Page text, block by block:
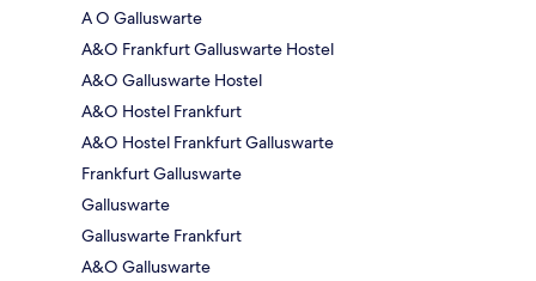
A O Galluswarte
A&O Frankfurt Galluswarte Hostel
A&O Galluswarte Hostel
A&O Hostel Frankfurt
A&O Hostel Frankfurt Galluswarte
Frankfurt Galluswarte
Galluswarte
Galluswarte Frankfurt
A&O Galluswarte